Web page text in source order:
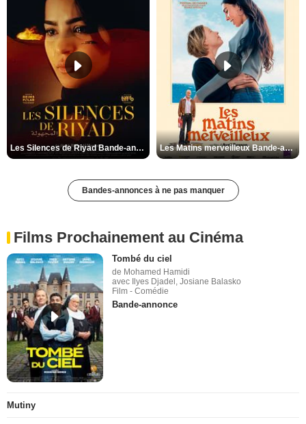
Les Silences de Riyad Bande-annonce VO STFR Les Matins merveilleux Bande-annonce VF
Bandes-annonces à ne pas manquer
Films Prochainement au Cinéma
Tombé du ciel
de Mohamed Hamidi
avec Ilyes Djadel, Josiane Balasko
Film - Comédie
Bande-annonce
Mutiny